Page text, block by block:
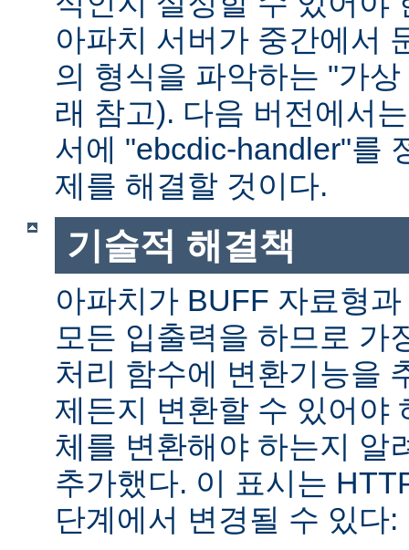
아파치 서버가 중간에서
의 형식을 파악하는 "가
래 참고). 다음 버전에서
서에 "ebcdic-handler"를
제를 해결할 것이다.
기술적 해결책
아파치가 BUFF 자료형
모든 입출력을 하므로 가
처리 함수에 변환기능을
제든지 변환할 수 있어야
체를 변환해야 하는지 알
추가했다. 이 표시는
단계에서 변경될 수 있다: